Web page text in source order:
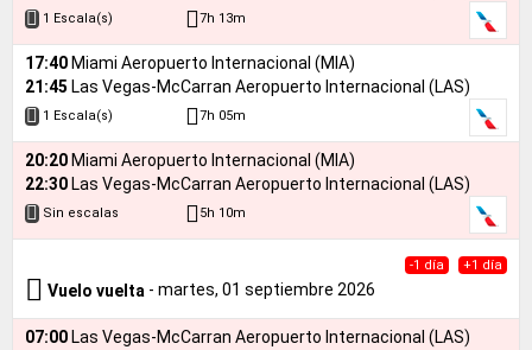
1 Escala(s) 7h 13m
17:40 Miami Aeropuerto Internacional (MIA)
21:45 Las Vegas-McCarran Aeropuerto Internacional (LAS)
1 Escala(s) 7h 05m
20:20 Miami Aeropuerto Internacional (MIA)
22:30 Las Vegas-McCarran Aeropuerto Internacional (LAS)
Sin escalas 5h 10m
-1 día +1 día
Vuelo vuelta - martes, 01 septiembre 2026
07:00 Las Vegas-McCarran Aeropuerto Internacional (LAS)